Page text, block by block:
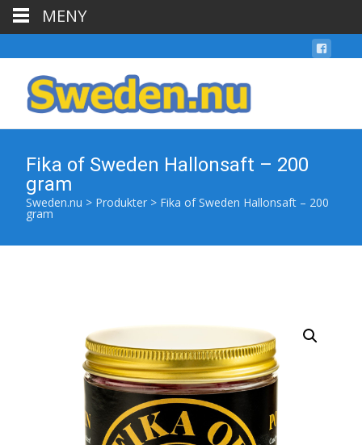
Fika of Sweden Hallonsaft – 200
gram
Sweden.nu > Produkter > Fika of Sweden Hallonsaft – 200
gram
MENY